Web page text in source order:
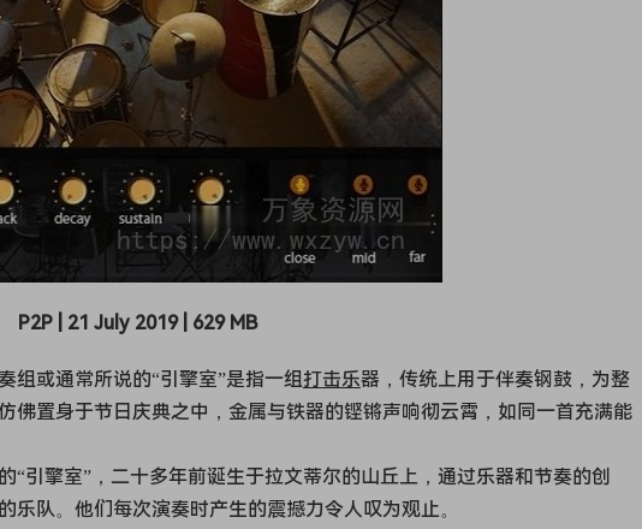
P2P | 21 July 2019 | 629 MB
组或通常所说的“引擎室”是指一组打击乐器，传统上用于伴奏钢鼓，为整
佛置身于节日庆典之中，金属与铁器的铿锵声响彻云霄，如同一首充满能
“引擎室”，二十多年前诞生于拉文蒂尔的山丘上，通过乐器和节奏的创
队。他们每次演奏时产生的震撼力令人叹为观止。